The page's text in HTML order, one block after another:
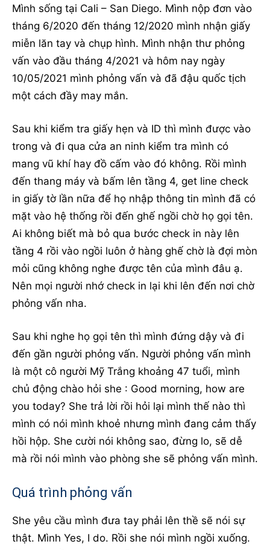
Mình sống tại Cali – San Diego. Mình nộp đơn vào
tháng 6/2020 đến tháng 12/2020 mình nhận giấy
miễn lăn tay và chụp hình. Mình nhận thư phỏng
vấn vào đầu tháng 4/2021 và hôm nay ngày
10/05/2021 mình phỏng vấn và đã đậu quốc tịch
một cách đầy may mắn.
Sau khi kiểm tra giấy hẹn và ID thì mình được vào
trong và đi qua cửa an ninh kiểm tra mình có
mang vũ khí hay đồ cấm vào đó không. Rồi mình
đến thang máy và bấm lên tầng 4, get line check
in giấy tờ lần nữa để họ nhập thông tin mình đã có
mặt vào hệ thống rồi đến ghế ngồi chờ họ gọi tên.
Ai không biết mà bỏ qua bước check in này lên
tầng 4 rồi vào ngồi luôn ở hàng ghế chờ là đợi mòn
mỏi cũng không nghe được tên của mình đâu ạ.
Nên mọi người nhớ check in lại khi lên đến nơi chờ
phỏng vấn nha.
Sau khi nghe họ gọi tên thì mình đứng dậy và đi
đến gần người phỏng vấn. Người phỏng vấn mình
là một cô người Mỹ Trắng khoảng 47 tuổi, mình
chủ động chào hỏi she : Good morning, how are
you today? She trả lời rồi hỏi lại mình thế nào thì
mình có nói mình khoẻ nhưng mình đang cảm thấy
hồi hộp. She cười nói không sao, đừng lo, sẽ dễ
mà rồi nói mình vào phòng she sẽ phỏng vấn mình.
Quá trình phỏng vấn
She yêu cầu mình đưa tay phải lên thề sẽ nói sự
thật. Mình Yes, I do. Rồi she nói mình ngồi xuống.